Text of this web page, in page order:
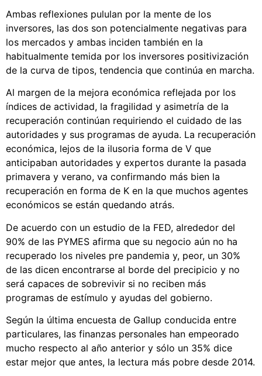
Ambas reflexiones pululan por la mente de los
inversores, las dos son potencialmente negativas para
los mercados y ambas inciden también en la
habitualmente temida por los inversores positivización
de la curva de tipos, tendencia que continúa en marcha.
Al margen de la mejora económica reflejada por los
índices de actividad, la fragilidad y asimetría de la
recuperación continúan requiriendo el cuidado de las
autoridades y sus programas de ayuda. La recuperación
económica, lejos de la ilusoria forma de V que
anticipaban autoridades y expertos durante la pasada
primavera y verano, va confirmando más bien la
recuperación en forma de K en la que muchos agentes
económicos se están quedando atrás.
De acuerdo con un estudio de la FED, alrededor del
90% de las PYMES afirma que su negocio aún no ha
recuperado los niveles pre pandemia y, peor, un 30%
de las dicen encontrarse al borde del precipicio y no
será capaces de sobrevivir si no reciben más
programas de estímulo y ayudas del gobierno.
Según la última encuesta de Gallup conducida entre
particulares, las finanzas personales han empeorado
mucho respecto al año anterior y sólo un 35% dice
estar mejor que antes, la lectura más pobre desde 2014.